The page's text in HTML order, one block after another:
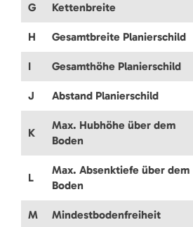
G Kettenbreite
H Gesamtbreite Planierschild
I Gesamthöhe Planierschild
J Abstand Planierschild
K
Max. Hubhöhe über dem
Boden
L
Max. Absenktiefe über dem
Boden
M Mindestbodenfreiheit